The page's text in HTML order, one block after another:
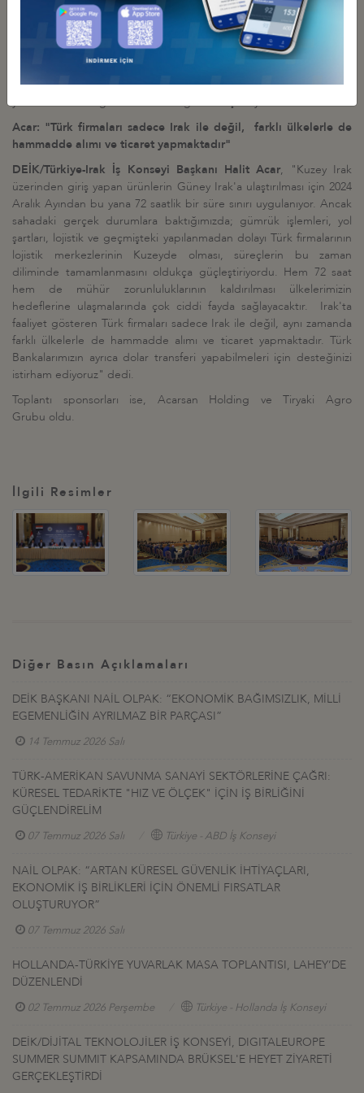
km demiryolu ve otoyolla Türkiye 'yi Basra Körfezi'ndeki Faw
Limanı'na bağlayacak Kalkınma Yolu Projesi hepimiz için önemli ve
Projede Türk firmalarına verilecek pozitif öncelik de beklentimiz.
Enerji, iş birliğini artırmamız gereken bir diğer önemli alan.
Kalkınma yolu sürecini, karşılıklı yatırımlarla aynı zamanda bir enerji
Acar: "Türk firmaları sadece Irak ile değil, farklı ülkelerle de
hammadde alımı ve ticaret yapmaktadır"
DEİK/Türkiye-Irak İş Konseyi Başkanı Halit Acar, "Kuzey Irak
üzerinden giriş yapan ürünlerin Güney Irak'a ulaştırılması için 2024
Aralık Ayından bu yana 72 saatlik bir süre sınırı uygulanıyor. Ancak
sahadaki gerçek durumlara baktığımızda; gümrük işlemleri, yol
şartları, lojistik ve geçmişteki yapılanmadan dolayı Türk firmalarının
lojistik merkezlerinin Kuzeyde olması, süreçlerin bu zaman
diliminde tamamlanmasını oldukça güçleştiriyordu. Hem 72 saat
hem de mühür zorunluluklarının kaldırılması ülkelerimizin
hedeflerine ulaşmalarında çok ciddi fayda sağlayacaktır. Irak'ta
faaliyet gösteren Türk firmaları sadece Irak ile değil, aynı zamanda
farklı ülkelerle de hammadde alımı ve ticaret yapmaktadır. Türk
Bankalarımızın ayrıca dolar transferi yapabilmeleri için desteğinizi
istirham ediyoruz" dedi.
Toplantı sponsorları ise, Acarsan Holding ve Tiryaki Agro
Grubu oldu.
İlgili Resimler
Diğer Basın Açıklamaları
DEİK BAŞKANI NAİL OLPAK: “EKONOMİK BAĞIMSIZLIK, MİLLİ
EGEMENLİĞİN AYRILMAZ BİR PARÇASI”
14 Temmuz 2026 Salı
TÜRK-AMERİKAN SAVUNMA SANAYİ SEKTÖRLERİNE ÇAĞRI:
KÜRESEL TEDARİKTE "HIZ VE ÖLÇEK" İÇİN İŞ BİRLİĞİNİ
GÜÇLENDİRELİM
07 Temmuz 2026 Salı Türkiye - ABD İş Konseyi
NAİL OLPAK: “ARTAN KÜRESEL GÜVENLİK İHTİYAÇLARI,
EKONOMİK İŞ BİRLİKLERİ İÇİN ÖNEMLİ FIRSATLAR
OLUŞTURUYOR”
07 Temmuz 2026 Salı
HOLLANDA-TÜRKİYE YUVARLAK MASA TOPLANTISI, LAHEY’DE
DÜZENLENDİ
02 Temmuz 2026 Perşembe Türkiye - Hollanda İş Konseyi
DEİK/DİJİTAL TEKNOLOJİLER İŞ KONSEYİ, DIGITALEUROPE
SUMMER SUMMIT KAPSAMINDA BRÜKSEL'E HEYET ZİYARETİ
GERÇEKLEŞTİRDİ